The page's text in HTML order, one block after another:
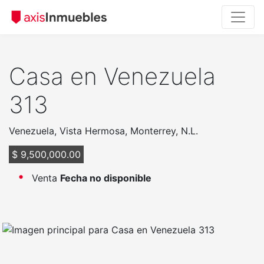
Casa en Venezuela
313
Venezuela, Vista Hermosa, Monterrey, N.L.
$ 9,500,000.00
Venta Fecha no disponible